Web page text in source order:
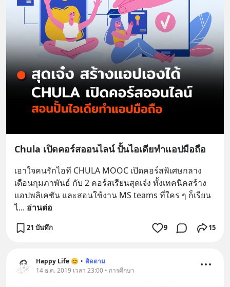
Chula เปิดคอร์สออนไลน์​ ปั้นไอเดียทำแอปมือถือ
เอาใจคนรักไอที CHULA MOOC เปิดคอร์สพิเศษกลาง
เดือนกุมภาพันธ์ กับ 2 คอร์สเรียนสุดเจ๋ง ทั้งเทคนิคสร้าง
แอปพลิเคชัน และสอนใช้งาน MS teams ที่ใคร ๆ ก็เรียน
ไ... อ่านต่อ
21 บันทึก 9 15
Happy Life 😊 • ติดตาม
14 ธ.ค. 2019 เวลา 23:00 • การศึกษา